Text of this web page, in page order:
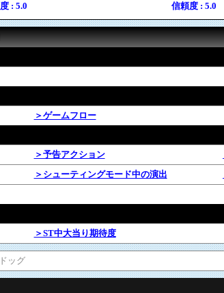
: 5.0
信頼度 : 5.0
＞ゲームフロー
＞予告アクション
＞シューティングモード中の演出
＞ST中大当り期待度
ッグ